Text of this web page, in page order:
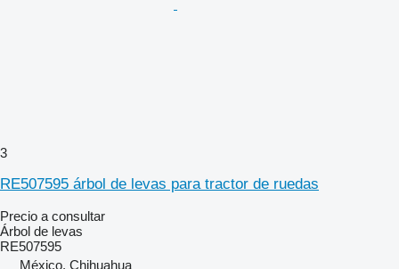
3
RE507595 árbol de levas para tractor de ruedas
Precio a consultar
Árbol de levas
RE507595
México, Chihuahua